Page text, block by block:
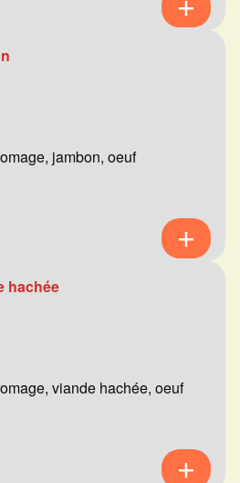
jambon, oeuf
hachée
viande hachée, oeuf